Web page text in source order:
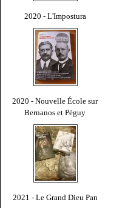
2020 - L'Impostura
2020 - Nouvelle École sur
Bernanos et Péguy
2021 - Le Grand Dieu Pan